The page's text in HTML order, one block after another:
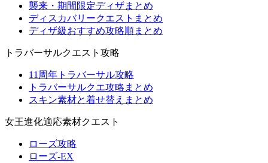
襲来・期間限定ディザまとめ
ディスカバリークエストまとめ
ディザ級おすすめ攻略順まとめ
トラバーサルクエスト攻略
11周年トラバーサル攻略
トラバーサルクエ攻略まとめ
スキン素材と着せ替えまとめ
女王進化適応素材クエスト
ローズ攻略
ローズ-EX